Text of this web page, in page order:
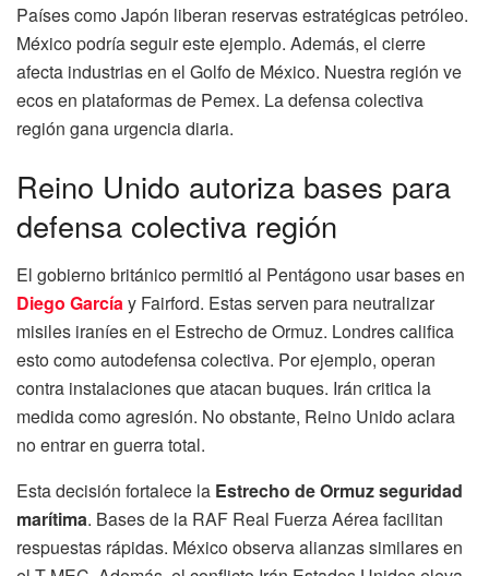
Países como Japón liberan reservas estratégicas petróleo.
México podría seguir este ejemplo. Además, el cierre
afecta industrias en el Golfo de México. Nuestra región ve
ecos en plataformas de Pemex. La defensa colectiva
región gana urgencia diaria.
Reino Unido autoriza bases para
defensa colectiva región
El gobierno británico permitió al Pentágono usar bases en
Diego Garcíay Fairford. Estas serven para neutralizar
misiles iraníes en el Estrecho de Ormuz. Londres califica
esto como autodefensa colectiva. Por ejemplo, operan
contra instalaciones que atacan buques. Irán critica la
medida como agresión. No obstante, Reino Unido aclara
no entrar en guerra total.
Esta decisión fortalece la Estrecho de Ormuz seguridad
marítima. Bases de la RAF Real Fuerza Aérea facilitan
respuestas rápidas. México observa alianzas similares en